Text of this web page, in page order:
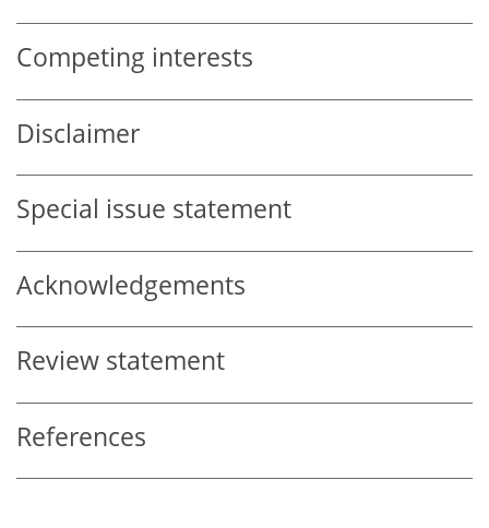
Competing interests
Disclaimer
Special issue statement
Acknowledgements
Review statement
References